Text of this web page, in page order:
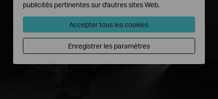
publicités pertinentes sur d'autres sites Web.
Accepter tous les cookies
Enregistrer les paramètres